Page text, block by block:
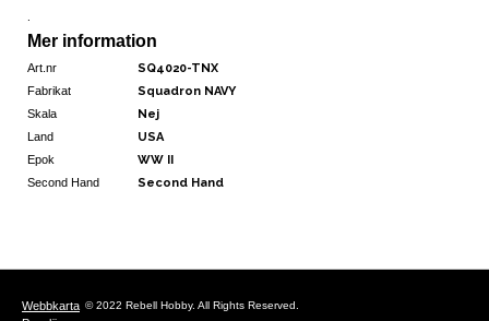
Mer information
Art.nr SQ4020-TNX
Fabrikat Squadron NAVY
Skala Nej
Land USA
Epok WW II
Second Hand Second Hand
Webbkarta © 2022 Rebell Hobby. All Rights Reserved.